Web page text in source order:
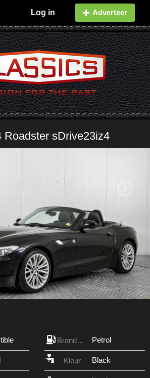
Log in Adverteer
Roadster sDrive23iz4
Brandstof Petrol
Kleur Black